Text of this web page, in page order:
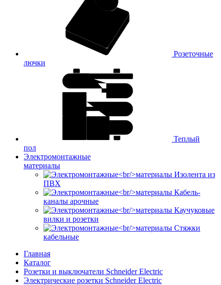
Розеточные
лючки
Теплый
пол
Электромонтажные
материалы
Изолента из
ПВХ
Кабель-
каналы арочные
Каучуковые
вилки и розетки
Стяжки
кабельные
Главная
Каталог
Розетки и выключатели Schneider Electric
Электрические розетки Schneider Electric